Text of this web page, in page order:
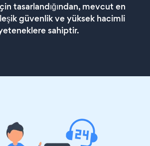
tasarlandığından, mevcut en
güvenlik ve yüksek hacimli
sahiptir.